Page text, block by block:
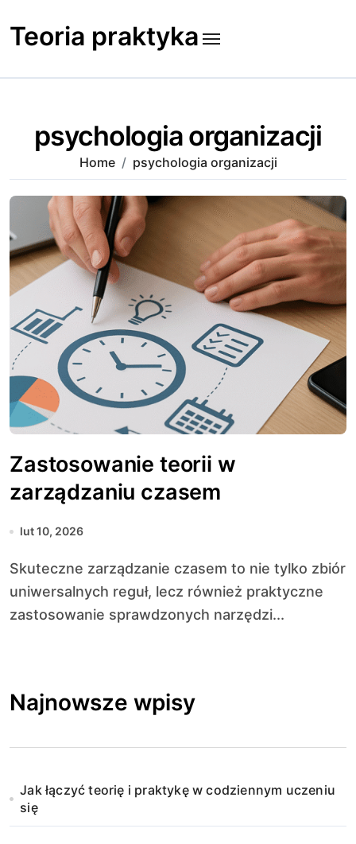
to
content
Teoria praktyka
psychologia organizacji
Home psychologia organizacji
Zastosowanie teorii w
zarządzaniu czasem
lut 10, 2026
Skuteczne zarządzanie czasem to nie tylko zbiór
uniwersalnych reguł, lecz również praktyczne
zastosowanie sprawdzonych narzędzi...
Najnowsze wpisy
Jak łączyć teorię i praktykę w codziennym uczeniu
się